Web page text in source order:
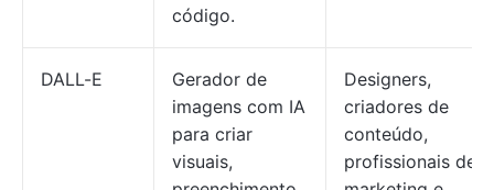
código.
DALL-E
Gerador de
imagens com IA
para criar
visuais,
Designers,
criadores de
conteúdo,
profissionais de